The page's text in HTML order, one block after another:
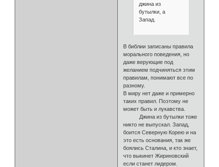
джина из
бутылки, а
Запад.
В библии записаны правила
морального поведения, но
даже верующие под
желанием подчиняться этим
правилам, понимают все по
разному.
В миру нет даже и примерно
таких правил. Поэтому не
может быть и лукавства.
Джина из бутылки тоже
никто не выпускал. Запад,
боится Северную Корею и на
это есть основания, так же
боялись Сталина, и кто знает,
что выкинет Жириновский
если станет лидером.